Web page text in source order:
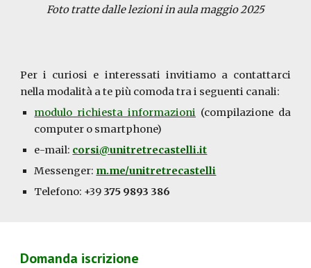
Foto tratte dalle lezioni in aulamaggio2025
Per i curiosi e interessati invitiamo a contattarci
nella modalità a te più comoda tra i seguenti canali:
modulo richiesta informazioni (compilazione da
computer o smartphone)
e-mail: corsi@unitretrecastelli.it
Messenger: m.me/unitretrecastelli
Telefono: +39 375 9893 386
Domanda iscrizione